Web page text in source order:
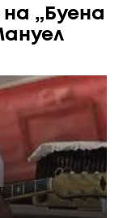
„Буена